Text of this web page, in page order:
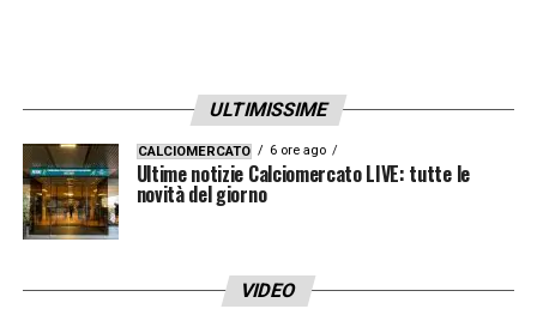
ULTIMISSIME
CALCIOMERCATO 6 ore ago
Ultime notizie Calciomercato LIVE: tutte le
novità del giorno
VIDEO